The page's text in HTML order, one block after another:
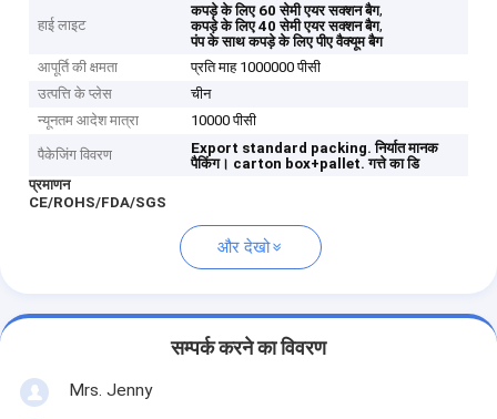
हाई लाइट
कपड़े के लिए 60 सेमी एयर सक्शन बैग,
कपड़े के लिए 40 सेमी एयर सक्शन बैग,
पंप के साथ कपड़े के लिए पीए वैक्यूम बैग
आपूर्ति की क्षमता
प्रति माह 1000000 पीसी
उत्पत्ति के प्लेस
चीन
न्यूनतम आदेश मात्रा
10000 पीसी
पैकेजिंग विवरण Export standard packing. निर्यात मानक
पैकिंग। carton box+pallet. गत्ते का डि
प्रमाणन
CE/ROHS/FDA/SGS
और देखो
सम्पर्क करने का विवरण
Mrs. Jenny